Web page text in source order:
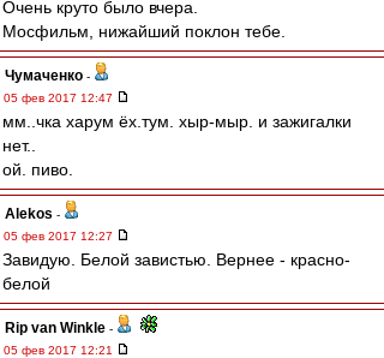
Очень круто было вчера.
Мосфильм, нижайший поклон тебе.
Чумаченко -
05 фев 2017 12:47
мм..чка харум ёх.тум. хыр-мыр. и зажигалки
нет..
ой. пиво.
Alekos -
05 фев 2017 12:27
Завидую. Белой завистью. Вернее - красно-
белой
Rip van Winkle -
05 фев 2017 12:21